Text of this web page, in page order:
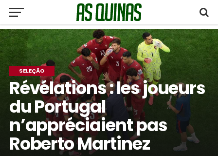
SELEÇÃO
Révélations : les joueurs
du Portugal
n’appréciaient pas
Roberto Martinez